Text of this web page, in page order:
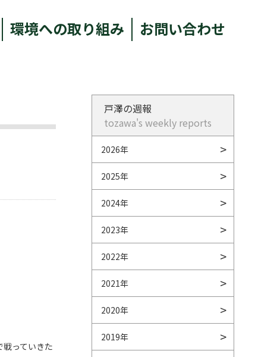
環境への取り組み お問い合わせ
っていきた
戸澤の週報
tozawa's weekly reports
2026年
2025年
2024年
2023年
2022年
2021年
2020年
2019年